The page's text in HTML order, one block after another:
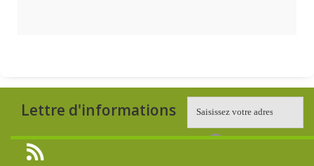
Lettre d'informations